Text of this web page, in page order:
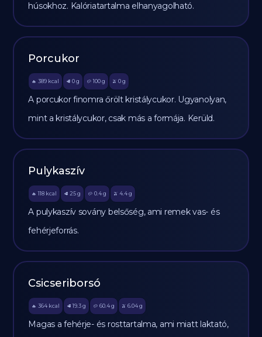
húsokhoz. Kalóriatartalma elhanyagolható.
Porcukor
🔥 389 kcal 🥩 0 g 🥔 100g 🫒 0 g
A porcukor finomra őrölt kristálycukor. Ugyanolyan,
mint a kristálycukor, csak más a formája. Kerüld.
Pulykaszív
🔥 118 kcal 🥩 25 g 🥔 0.4g 🫒 4.4 g
A pulykaszív sovány belsőség, ami remek vas- és
fehérjeforrás.
Csicseriborsó
🔥 364 kcal 🥩 19.3 g 🥔 60.4g 🫒 6.04 g
Magas a fehérje- és rosttartalma, ami miatt laktató,